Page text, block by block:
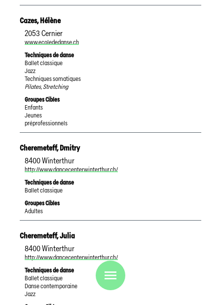
Cazes,Hélène
2053 Cernier
www.ecolededanse.ch
Techniques de danse
Ballet classique
Jazz
Techniques somatiques
Pilates, Stretching
Groupes Cibles
Enfants
Jeunes
préprofessionnels
Cheremeteff,Dmitry
8400Winterthur
http://www.dancecenterwinterthur.ch/
Techniques de danse
Ballet classique
Groupes Cibles
Adultes
Cheremeteff,Julia
8400Winterthur
http://www.dancecenterwinterthur.ch/
Techniques de danse
Ballet classique
Danse contemporaine
Jazz